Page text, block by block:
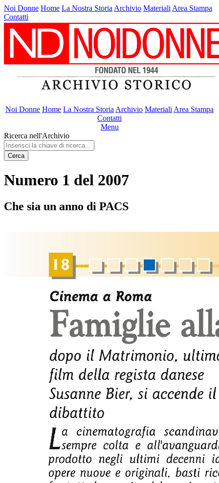
Noi Donne Home La Nostra Storia Archivio Materiali Area Stampa
Contatti
Noi Donne Home La Nostra Storia Archivio Materiali Area Stampa
Contatti
Menu
Ricerca nell'Archivio
Cerca
Numero 1 del 2007
Che sia un anno di PACS